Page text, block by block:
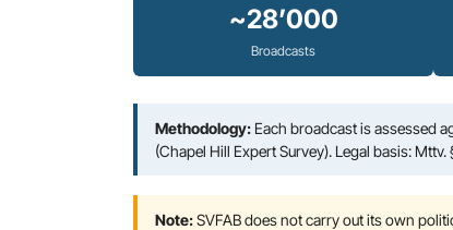
~28’000
Broadcasts
Methodology: Each broadcast is assessed
(Chapel Hill Expert Survey). Legal basis:
Note:SVFAB does not carry out its own